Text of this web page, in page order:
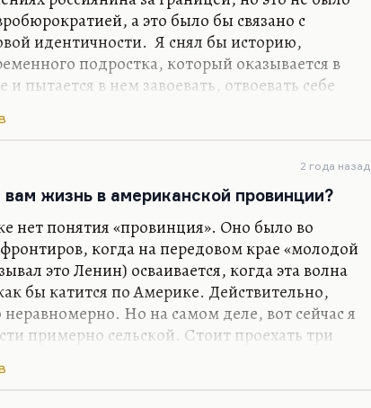
а это было бы связано с
идентичности. Я снял бы историю,
подростка, который оказывается в
и пытается в нем завоевать, отвоевать себе
любовных историй в современной
гендерной идентичности, которая, по-
Людей занимает проблема как
говоря, секс и отношения. Как в
возможен ли секс без…
2 года назад
жизнь в американской провинции?
нет понятия «провинция». Оно было во
когда на передовом крае «молодой
это Ленин) осваивается, когда эта волна
бы катится по Америке. Действительно,
неравномерно. Но на самом деле, вот сейчас я
примерно сельской. Стоит проехать три
Соответственно, ощущения провинции у меня